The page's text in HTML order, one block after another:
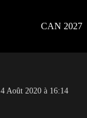
CAN 2027
4 Août 2020 à 16:14